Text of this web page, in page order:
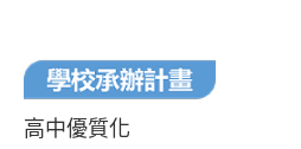
高中優質化